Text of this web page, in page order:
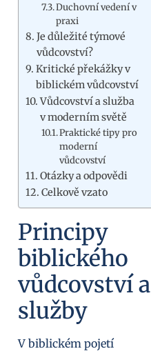
Duchovní vedení v
praxi
Je důležité týmové
vůdcovství?
Kritické překážky v
biblickém vůdcovství
Vůdcovství a služba
v moderním světě
Praktické tipy pro
moderní
vůdcovství
Otázky a odpovědi
Celkově vzato
Principy
biblického
vůdcovství a
služby
V biblickém pojetí